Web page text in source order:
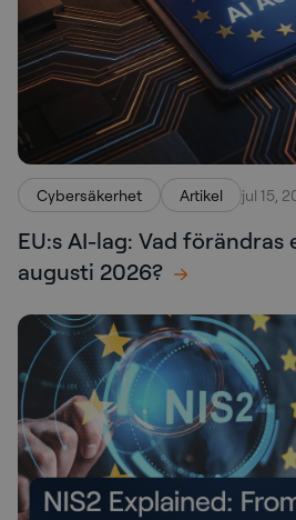
Cybersäkerhet Artikel jul 15,
EU:s AI-lag: Vad
augusti 2026?